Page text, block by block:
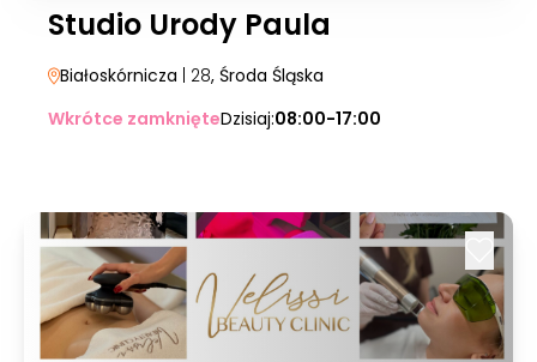
Studio Urody Paula
Białoskórnicza | 28, Środa Śląska
Wkrótce zamknięteDzisiaj:08:00-17:00